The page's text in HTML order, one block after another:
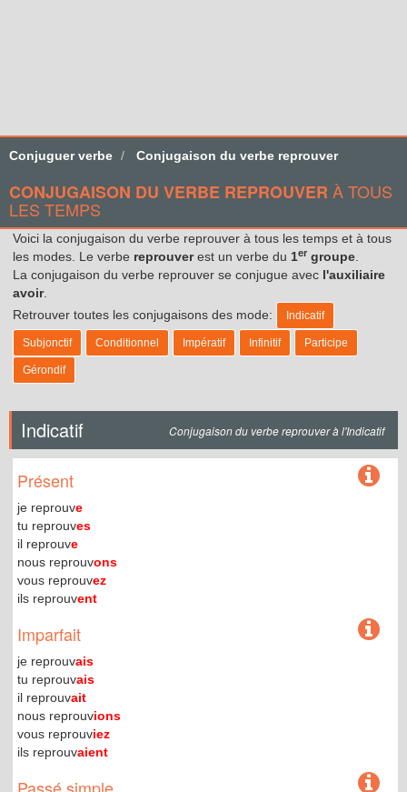
Conjuguer verbe Conjugaison du verbe reprouver
CONJUGAISON DU VERBE REPROUVER À TOUS
LES TEMPS
Voici la conjugaison du verbe reprouver à tous les temps et à tous
les modes. Le verbe reprouverest un verbe du 1er groupe
La conjugaison du verbe reprouver se conjugue avec l'auxiliaire
avoir.
Retrouver toutes les conjugaisons des mode:
Indicatif
Subjonctif Conditionnel Impératif Infinitif Participe
Gérondif
Indicatif Conjugaison du verbe reprouver à l'Indicatif
Présent
je reprouve
tu reprouves
il reprouve
nous reprouvons
vous reprouvez
ils reprouvent
Imparfait
je reprouvais
tu reprouvais
il reprouvait
nous reprouvions
vous reprouviez
ils reprouvaient